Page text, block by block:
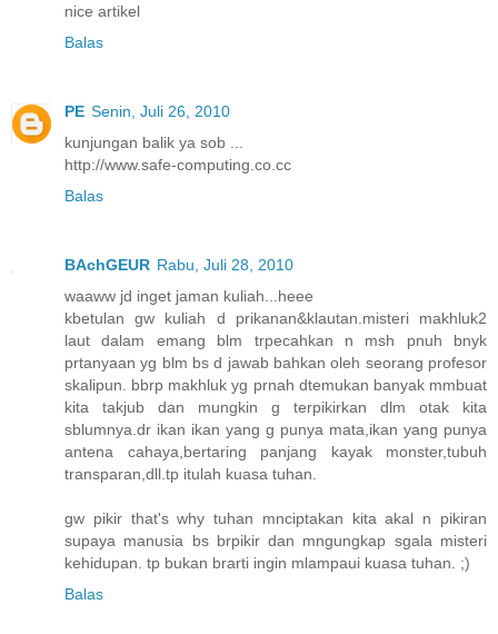
nice artikel
Balas
PE Senin, Juli 26, 2010
kunjungan balik ya sob ...
http://www.safe-computing.co.cc
Balas
BAchGEUR Rabu, Juli 28, 2010
waaww jd inget jaman kuliah...heee
kbetulan gw kuliah d prikanan&klautan.misteri makhluk2
laut dalam emang blm trpecahkan n msh pnuh bnyk
prtanyaan yg blm bs d jawab bahkan oleh seorang profesor
skalipun. bbrp makhluk yg prnah dtemukan banyak mmbuat
kita takjub dan mungkin g terpikirkan dlm otak kita
sblumnya.dr ikan ikan yang g punya mata,ikan yang punya
antena cahaya,bertaring panjang kayak monster,tubuh
transparan,dll.tp itulah kuasa tuhan.
gw pikir that's why tuhan mnciptakan kita akal n pikiran
supaya manusia bs brpikir dan mngungkap sgala misteri
kehidupan. tp bukan brarti ingin mlampaui kuasa tuhan. ;)
Balas